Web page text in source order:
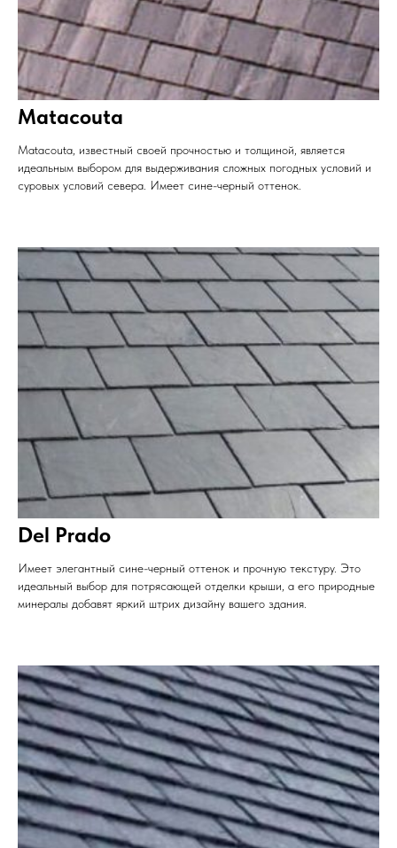
Matacouta
Matacouta, известный своей прочностью и толщиной, является
идеальным выбором для выдерживания сложных погодных условий и
суровых условий севера. Имеет сине-черный оттенок.
Del Prado
Имеет элегантный сине-черный оттенок и прочную текстуру. Это
идеальный выбор для потрясающей отделки крыши, а его природные
минералы добавят яркий штрих дизайну вашего здания.